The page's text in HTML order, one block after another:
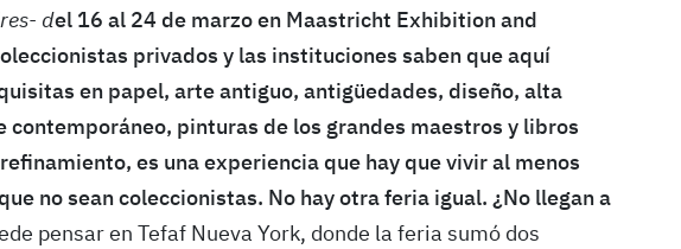
del 16 al 24 de marzo en Maastricht Exhibition and
privados y las instituciones saben que aquí
en papel, arte antiguo, antigüedades, diseño, alta
pinturas de los grandes maestros y libros
es una experiencia que hay que vivir al menos
no sean coleccionistas. No hay otra feria igual. ¿No llegan a
pensar en Tefaf Nueva York, donde la feria sumó dos